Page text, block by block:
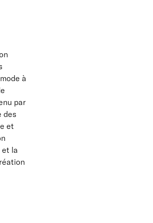
à
par
des
et
et la